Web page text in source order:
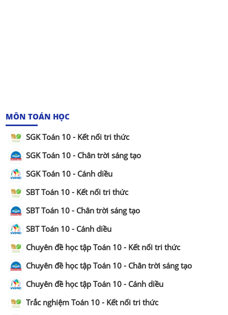
MÔN TOÁN HỌC
SGK Toán 10 - Kết nối tri thức
SGK Toán 10 - Chân trời sáng tạo
SGK Toán 10 - Cánh diều
SBT Toán 10 - Kết nối tri thức
SBT Toán 10 - Chân trời sáng tạo
SBT Toán 10 - Cánh diều
Chuyên đề học tập Toán 10 - Kết nối tri thức
Chuyên đề học tập Toán 10 - Chân trời sáng tạo
Chuyên đề học tập Toán 10 - Cánh diều
Trắc nghiệm Toán 10 - Kết nối tri thức